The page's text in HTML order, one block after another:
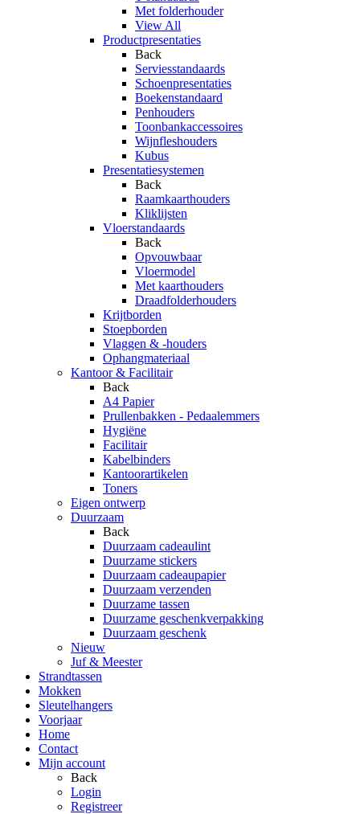
Met folderhouder
View All
Productpresentaties
Back
Serviesstandaards
Schoenpresentaties
Boekenstandaard
Penhouders
Toonbankaccessoires
Wijnfleshouders
Kubus
Presentatiesystemen
Back
Raamkaarthouders
Kliklijsten
Vloerstandaards
Back
Opvouwbaar
Vloermodel
Met kaarthouders
Draadfolderhouders
Krijtborden
Stoepborden
Vlaggen & -houders
Ophangmateriaal
Kantoor & Facilitair
Back
A4 Papier
Prullenbakken - Pedaalemmers
Hygiëne
Facilitair
Kabelbinders
Kantoorartikelen
Toners
Eigen ontwerp
Duurzaam
Back
Duurzaam cadeaulint
Duurzame stickers
Duurzaam cadeaupapier
Duurzaam verzenden
Duurzame tassen
Duurzame geschenkverpakking
Duurzaam geschenk
Nieuw
Juf & Meester
Strandtassen
Mokken
Sleutelhangers
Voorjaar
Home
Contact
Mijn account
Back
Login
Registreer